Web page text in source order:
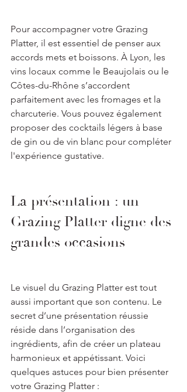
Pour accompagner votre Grazing
Platter, il est essentiel de penser aux
accords mets et boissons. À Lyon, les
vins locaux comme le Beaujolais ou le
Côtes-du-Rhône s’accordent
parfaitement avec les fromages et la
charcuterie. Vous pouvez également
proposer des cocktails légers à base
de gin ou de vin blanc pour compléter
l'expérience gustative.
La présentation : un
Grazing Platter digne des
grandes occasions
Le visuel du Grazing Platter est tout
aussi important que son contenu. Le
secret d’une présentation réussie
réside dans l’organisation des
ingrédients, afin de créer un plateau
harmonieux et appétissant. Voici
quelques astuces pour bien présenter
votre Grazing Platter :